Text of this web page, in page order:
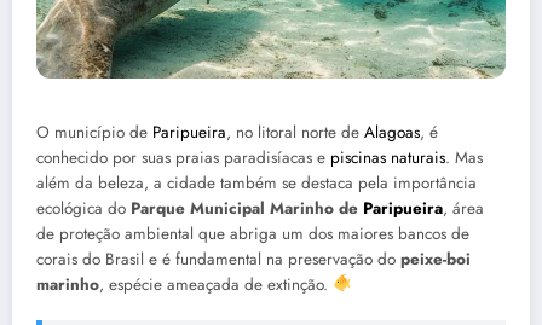
O município de Paripueira, no litoral norte de Alagoas, é
conhecido por suas praias paradisíacas e piscinas naturais. Mas
além da beleza, a cidade também se destaca pela importância
ecológica do Parque Municipal Marinho de Paripueira, área
de proteção ambiental que abriga um dos maiores bancos de
corais do Brasil e é fundamental na preservação do peixe-boi
marinho, espécie ameaçada de extinção.